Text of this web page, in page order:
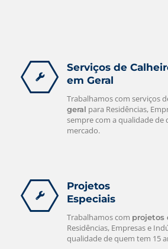
Serviços de
em Geral
Trabalhamos com serviços
geral para Residências,
sempre com a qualidade de
mercado.
Projetos
Especiais
Trabalhamos com projetos
Residências, Empresas e
qualidade de quem tem 15